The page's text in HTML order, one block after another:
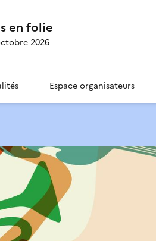
en folie
2026
Espace organisateurs